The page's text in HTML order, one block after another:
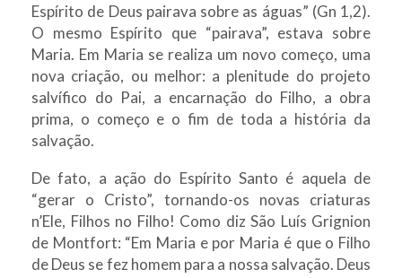
Espírito de Deus pairava sobre as águas” (Gn 1,2).
O mesmo Espírito que “pairava”, estava sobre
Maria. Em Maria se realiza um novo começo, uma
nova criação, ou melhor: a plenitude do projeto
salvífico do Pai, a encarnação do Filho, a obra
prima, o começo e o fim de toda a história da
salvação.
De fato, a ação do Espírito Santo é aquela de
“gerar o Cristo”, tornando-os novas criaturas
n’Ele, Filhos no Filho! Como diz São Luís Grignion
de Montfort: “Em Maria e por Maria é que o Filho
de Deus se fez homem para a nossa salvação. Deus